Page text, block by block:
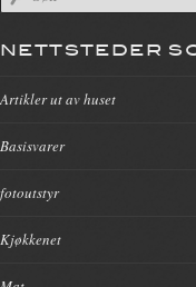
NETTSTEDER
Artikler ut av huset
Basisvarer
fotoutstyr
Kjøkkenet